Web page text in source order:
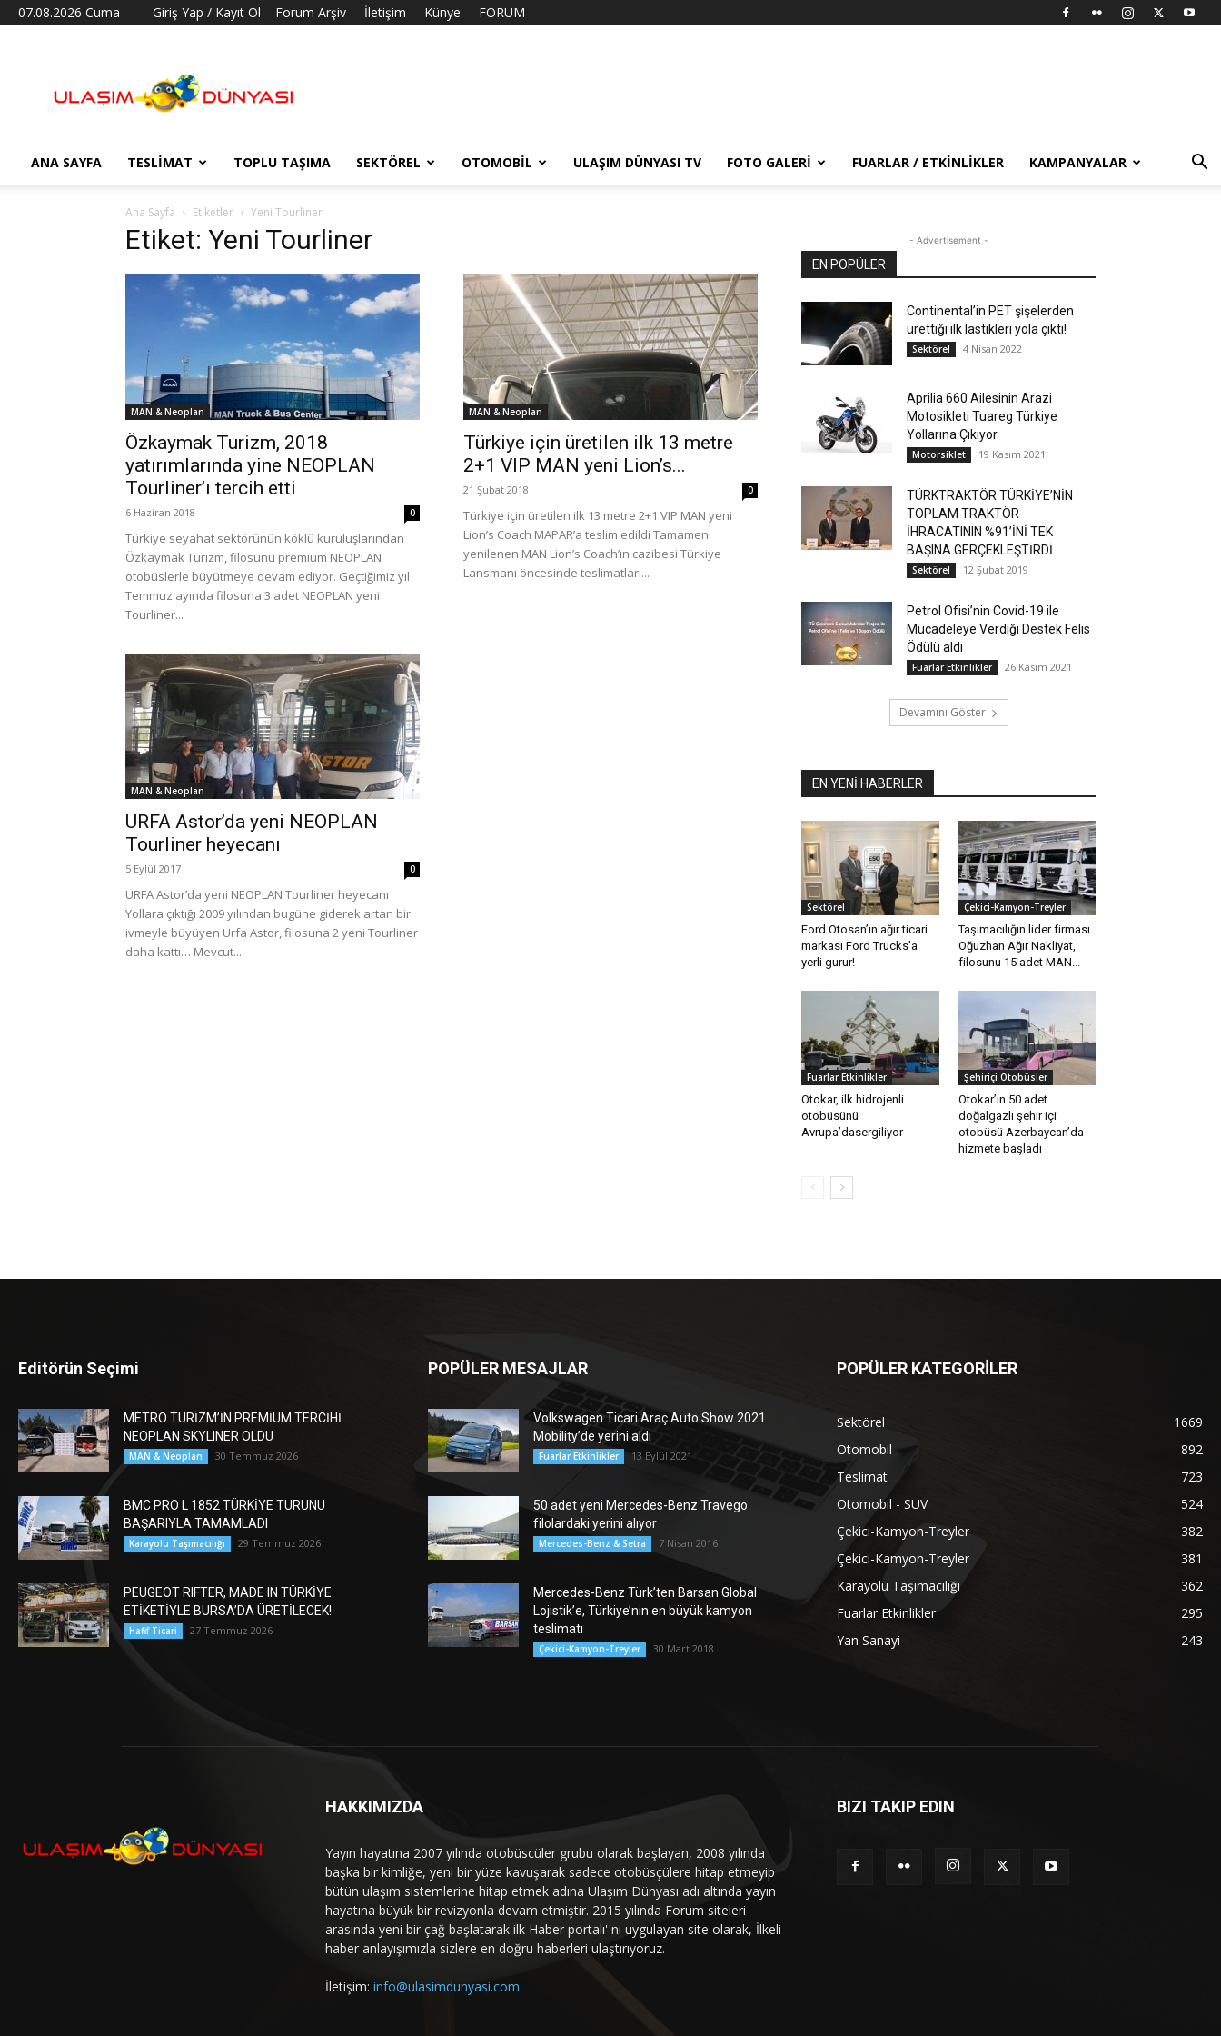
07.08.2026 Cuma Giriş Yap / Kayıt Ol Forum Arşiv İletişim Künye FORUM
Dünyası
ANA SAYFA TESLIMAT TOPLU TAŞIMA SEKTÖREL OTOMOBIL ULAŞIM DÜNYASI TV FOTO GALERI FUARLAR / ETKINLIKLER KAMPANYALAR
Ana Sayfa Etiketler Yeni Tourliner
Etiket: Yeni Tourliner
MAN & Neoplan
Özkaymak Turizm, 2018
yatırımlarında yine NEOPLAN
Tourliner’ı tercih etti
6 Haziran 2018 0
Türkiye seyahat sektörünün köklü kuruluşlarından
Özkaymak Turizm, filosunu premium NEOPLAN
otobüslerle büyütmeye devam ediyor. Geçtiğimiz yıl
Temmuz ayında filosuna 3 adet NEOPLAN yeni
Tourliner...
MAN & Neoplan
Türkiye için üretilen ilk 13 metre
2+1 VIP MAN yeni Lion’s...
21 Şubat 2018 0
Türkiye için üretilen ilk 13 metre 2+1 VIP MAN yeni
Lion’s Coach MAPAR’a teslim edildi Tamamen
yenilenen MAN Lion’s Coach’ın cazibesi Türkiye
Lansmanı öncesinde teslimatları...
MAN & Neoplan
URFA Astor’da yeni NEOPLAN
Tourliner heyecanı
5 Eylül 2017 0
URFA Astor’da yeni NEOPLAN Tourliner heyecanı
Yollara çıktığı 2009 yılından bugüne giderek artan bir
ivmeyle büyüyen Urfa Astor, filosuna 2 yeni Tourliner
daha kattı… Mevcut...
- Advertisement -
EN POPÜLER
Continental’in PET şişelerden
ürettiği ilk lastikleri yola çıktı!
Sektörel 4 Nisan 2022
Aprilia 660 Ailesinin Arazi
Motosikleti Tuareg Türkiye
Yollarına Çıkıyor
Motorsiklet 19 Kasım 2021
TÜRKTRAKTÖR TÜRKİYE’NİN
TOPLAM TRAKTÖR
İHRACATININ %91’İNİ TEK
BAŞINA GERÇEKLEŞTİRDİ
Sektörel 12 Şubat 2019
Petrol Ofisi’nin Covid-19 ile
Mücadeleye Verdiği Destek Felis
Ödülü aldı
Fuarlar Etkinlikler 26 Kasım 2021
Devamını Göster
EN YENİ HABERLER
Sektörel
Ford Otosan’ın ağır ticari
markası Ford Trucks’a
yerli gurur!
Çekici-Kamyon-Treyler
Taşımacılığın lider firması
Oğuzhan Ağır Nakliyat,
filosunu 15 adet MAN...
Fuarlar Etkinlikler
Otokar, ilk hidrojenli
otobüsünü
Avrupa’dasergiliyor
Şehiriçi Otobüsler
Otokar’ın 50 adet
doğalgazlı şehir içi
otobüsü Azerbaycan’da
hizmete başladı
Editörün Seçimi
METRO TURİZM’İN PREMİUM TERCİHİ
NEOPLAN SKYLINER OLDU
MAN & Neoplan 30 Temmuz 2026
BMC PRO L 1852 TÜRKİYE TURUNU
BAŞARIYLA TAMAMLADI
Karayolu Taşımacılığı 29 Temmuz 2026
PEUGEOT RIFTER, MADE IN TÜRKİYE
ETİKETİYLE BURSA’DA ÜRETİLECEK!
Hafif Ticari 27 Temmuz 2026
POPÜLER MESAJLAR
Volkswagen Ticari Araç Auto Show 2021
Mobility’de yerini aldı
Fuarlar Etkinlikler 13 Eylül 2021
50 adet yeni Mercedes-Benz Travego
filolardaki yerini alıyor
Mercedes-Benz & Setra 7 Nisan 2016
Mercedes-Benz Türk’ten Barsan Global
Lojistik’e, Türkiye’nin en büyük kamyon
teslimatı
Çekici-Kamyon-Treyler 30 Mart 2018
POPÜLER KATEGORİLER
Sektörel
1669
Otomobil
892
Teslimat
723
Otomobil - SUV
524
Çekici-Kamyon-Treyler
382
Çekici-Kamyon-Treyler
381
Karayolu Taşımacılığı
362
Fuarlar Etkinlikler
295
Yan Sanayi
243
HAKKIMIZDA
Yayın hayatına 2007 yılında otobüscüler grubu olarak başlayan, 2008 yılında
başka bir kimliğe, yeni bir yüze kavuşarak sadece otobüsçülere hitap etmeyip
bütün ulaşım sistemlerine hitap etmek adına Ulaşım Dünyası adı altında yayın
hayatına büyük bir revizyonla devam etmiştir. 2015 yılında Forum siteleri
arasında yeni bir çağ başlatarak ilk Haber portalı' nı uygulayan site olarak, İlkeli
haber anlayışımızla sizlere en doğru haberleri ulaştırıyoruz.
İletişim: info@ulasimdunyasi.com
BIZI TAKIP EDIN